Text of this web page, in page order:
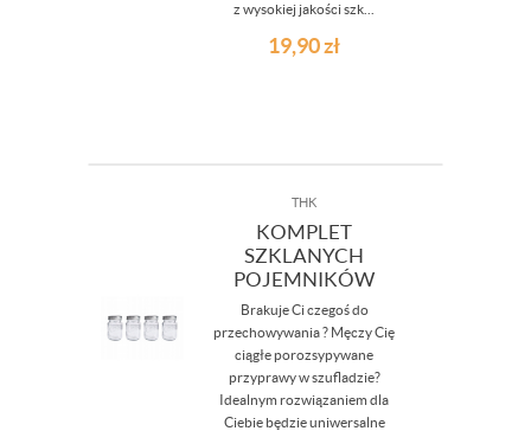
z wysokiej jakości szk...
19,90zł
THK
KOMPLET
SZKLANYCH
POJEMNIKÓW
Brakuje Ci czegoś do
przechowywania ? Męczy Cię
ciągłe porozsypywane
przyprawy w szufladzie?
Idealnym rozwiązaniem dla
Ciebie będzie uniwersalne